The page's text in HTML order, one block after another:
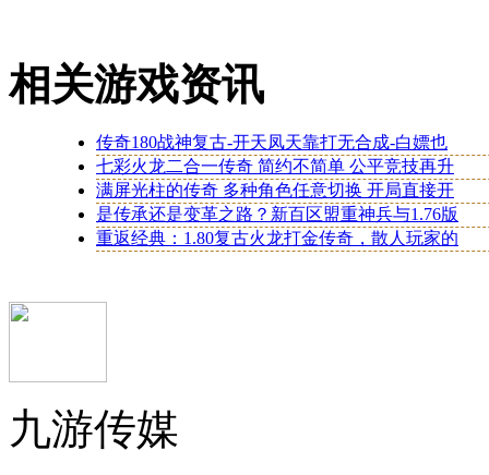
相关游戏资讯
传奇180战神复古-开天凤天靠打无合成-白嫖也
七彩火龙二合一传奇 简约不简单 公平竞技再升
满屏光柱的传奇 多种角色任意切换 开局直接开
是传承还是变革之路？新百区盟重神兵与1.76版
重返经典：1.80复古火龙打金传奇，散人玩家的
九游传媒